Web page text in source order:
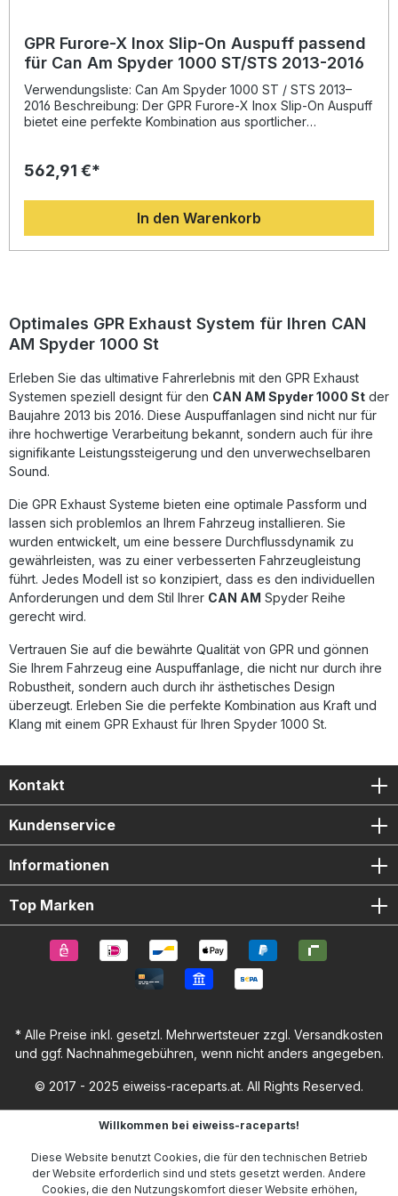
GPR Furore-X Inox Slip-On Auspuff passend
für Can Am Spyder 1000 ST/STS 2013-2016
Verwendungsliste: Can Am Spyder 1000 ST / STS 2013–
2016 Beschreibung: Der GPR Furore-X Inox Slip-On Auspuff
bietet eine perfekte Kombination aus sportlicher
(2013–2016) und wurde auf Basis jahrzehntelanger
Der hochwertige Edelstahl sorgt für lange Haltbarkeit sowie
eine deutliche Gewichtsreduktion gegenüber dem
Serienauspuff. Gleichzeitig profitieren Sie von einer
spürbaren Leistungssteigerung und einem satteren,
gleichbleibend hohe Qualität sicherzustellen. Die Montage
erfolgt per Plug & Play – für eine einfache und passgenaue
Installation ohne Nacharbeiten. Für ein optimales Ergebnis
Sportlicher Edelstahl-Slip-On-Auspuff mit edler Inox-
Oberfläche Homologiert – legal im Straßenverkehr mit
herausnehmbarem db-Killer Reduziert Gewicht und
verbessert die Motorleistung Einfacher Plug-&-Play-Einbau
dank fahrzeugspezifischer Halterungen Made in Italy – DIN-
zertifizierte Qualitätsfertigung Lieferumfang: GPR Furore-X
Inox Slip-On Auspuff Herausnehmbarer db-Killer
Fahrzeugspezifische Halterungen und Montagematerial
562,91 €*
In den Warenkorb
Optimales GPR Exhaust System für Ihren CAN
AM Spyder 1000 St
Erleben Sie das ultimative Fahrerlebnis mit den GPR Exhaust
Systemen speziell designt für den CAN AM Spyder 1000 St der
Baujahre 2013 bis 2016. Diese Auspuffanlagen sind nicht nur für
ihre hochwertige Verarbeitung bekannt, sondern auch für ihre
signifikante Leistungssteigerung und den unverwechselbaren
Sound.
Die GPR Exhaust Systeme bieten eine optimale Passform und
lassen sich problemlos an Ihrem Fahrzeug installieren. Sie
wurden entwickelt, um eine bessere Durchflussdynamik zu
gewährleisten, was zu einer verbesserten Fahrzeugleistung
führt. Jedes Modell ist so konzipiert, dass es den individuellen
Anforderungen und dem Stil Ihrer CAN AM Spyder Reihe
gerecht wird.
Vertrauen Sie auf die bewährte Qualität von GPR und gönnen
Sie Ihrem Fahrzeug eine Auspuffanlage, die nicht nur durch ihre
Robustheit, sondern auch durch ihr ästhetisches Design
überzeugt. Erleben Sie die perfekte Kombination aus Kraft und
Klang mit einem GPR Exhaust für Ihren Spyder 1000 St.
Kontakt
Kundenservice
Informationen
Top Marken
* Alle Preise inkl. gesetzl. Mehrwertsteuer zzgl. Versandkosten
und ggf. Nachnahmegebühren, wenn nicht anders angegeben.
© 2017 - 2025 eiweiss-raceparts.at. All Rights Reserved.
Willkommen bei eiweiss-raceparts!
Diese Website benutzt Cookies, die für den technischen Betrieb
der Website erforderlich sind und stets gesetzt werden. Andere
Cookies, die den Nutzungskomfort dieser Website erhöhen,